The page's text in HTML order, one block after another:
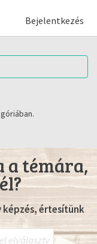
Bejelentkezés
témára,
képzés, értesítünk